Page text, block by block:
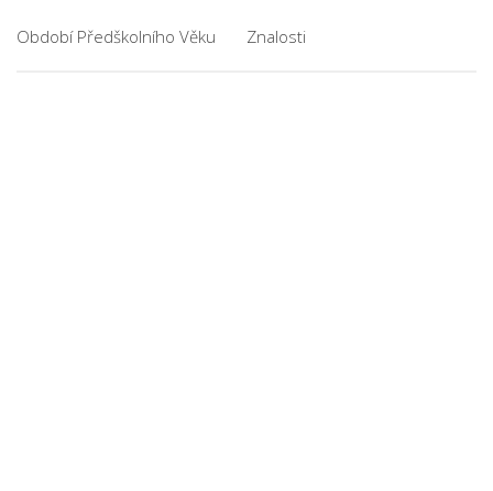
Období Předškolního Věku Znalosti